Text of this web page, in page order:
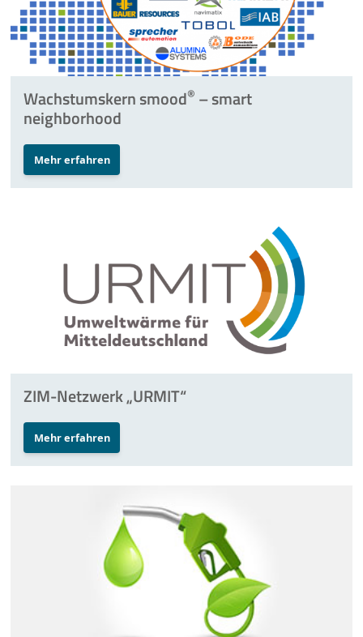
Wachstumskern smood® – smart
neighborhood
Mehr erfahren
ZIM-Netzwerk „URMIT“
Mehr erfahren